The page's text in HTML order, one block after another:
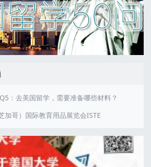
：去美国留学，需要准备哪些材料？
加哥）国际教育用品展览会ISTE